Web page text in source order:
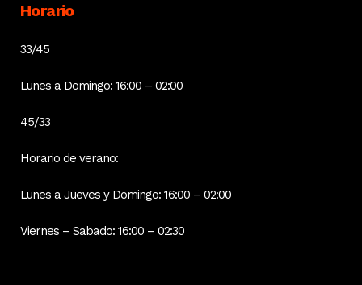
Horario
33/45
Lunes a Domingo: 16:00 – 02:00
45/33
Horario de verano:
Lunes a Jueves y Domingo: 16:00 – 02:00
Viernes – Sabado: 16:00 – 02:30